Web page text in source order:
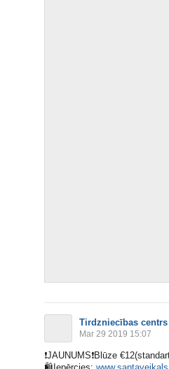
Tirdzniecības centrs
Mar 29 2019 15:07
❗️JAUNUMS❗️Blūze